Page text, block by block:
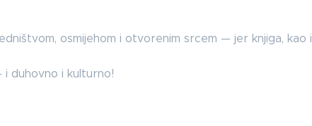
osmijehom i otvorenim srcem — jer knjiga, kao i
duhovno i kulturno!